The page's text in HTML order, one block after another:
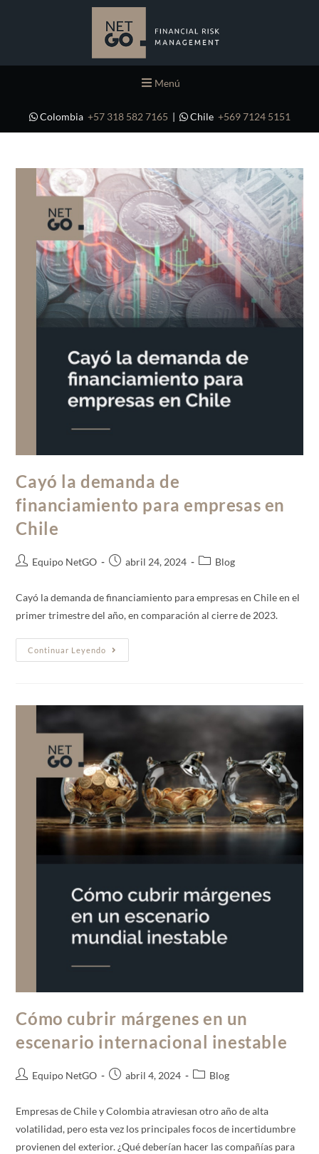
Menú
Colombia +57 318 582 7165 | Chile +569 7124 5151
Cayó la demanda de
financiamiento para empresas en
Chile
Equipo NetGO abril 24, 2024 Blog
Cayó la demanda de financiamiento para empresas en Chile en el
primer trimestre del año, en comparación al cierre de 2023.
Continuar Leyendo
Cómo cubrir márgenes en un
escenario internacional inestable
Equipo NetGO abril 4, 2024 Blog
Empresas de Chile y Colombia atraviesan otro año de alta
volatilidad, pero esta vez los principales focos de incertidumbre
provienen del exterior. ¿Qué deberían hacer las compañías para